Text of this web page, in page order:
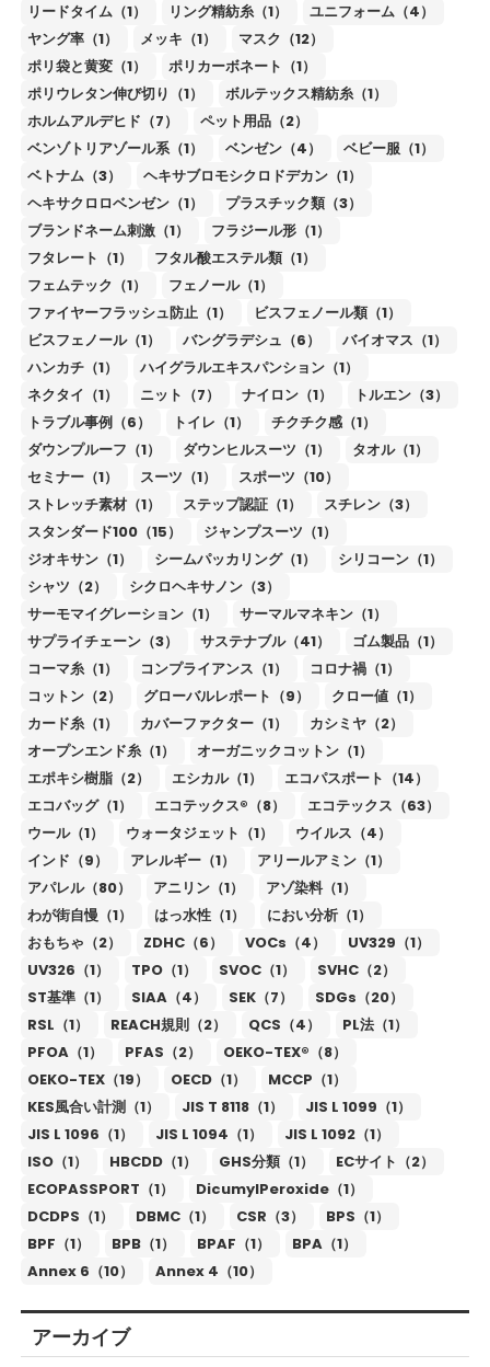
リードタイム（1） リング精紡糸（1）
ユニフォーム（4）
ヤング率（1）
メッキ（1）
マスク（12）
ポリ袋と黄変（1）
ポリカーボネート（1）
ポリウレタン伸び切り（1）
ボルテックス精紡糸（1）
ホルムアルデヒド（7）
ペット用品（2）
ベンゾトリアゾール系（1）
ベンゼン（4）
ベビー服（1）
ベトナム（3）
ヘキサブロモシクロドデカン（1）
ヘキサクロロベンゼン（1）
プラスチック類（3）
ブランドネーム刺激（1）
フラジール形（1）
フタレート（1）
フタル酸エステル類（1）
フェムテック（1）
フェノール（1）
ファイヤーフラッシュ防止（1）
ビスフェノール類（1）
ビスフェノール（1）
バングラデシュ（6）
バイオマス（1）
ハンカチ（1）
ハイグラルエキスパンション（1）
ネクタイ（1）
ニット（7） ナイロン（1）
トルエン（3）
トラブル事例（6）
トイレ（1）
チクチク感（1）
ダウンプルーフ（1）
ダウンヒルスーツ（1）
タオル（1）
セミナー（1）
スーツ（1）
スポーツ（10）
ストレッチ素材（1）
ステップ認証（1）
スチレン（3）
スタンダード100（15）
ジャンプスーツ（1）
ジオキサン（1）
シームパッカリング（1）
シリコーン（1）
シャツ（2）
シクロヘキサノン（3）
サーモマイグレーション（1）
サーマルマネキン（1）
サプライチェーン（3）
サステナブル（41）
ゴム製品（1）
コーマ糸（1）
コンプライアンス（1）
コロナ禍（1）
コットン（2）
グローバルレポート（9）
クロー値（1）
カード糸（1）
カバーファクター（1）
カシミヤ（2）
オープンエンド糸（1）
オーガニックコットン（1）
エポキシ樹脂（2）
エシカル（1）
エコパスポート（14）
エコバッグ（1）
エコテックス®（8）
エコテックス（63）
ウール（1）
ウォータジェット（1）
ウイルス（4）
インド（9）
アレルギー（1）
アリールアミン（1）
アパレル（80）
アニリン（1）
アゾ染料（1）
わが街自慢（1）
はっ水性（1）
におい分析（1）
おもちゃ（2）
ZDHC（6） VOCs（4）
UV329（1）
UV326（1）
TPO（1） SVOC（1）
SVHC（2）
ST基準（1）
SIAA（4） SEK（7）
SDGs（20）
RSL（1）
REACH規則（2） QCS（4）
PL法（1）
PFOA（1）
PFAS（2）
OEKO-TEX®（8）
OEKO-TEX（19）
OECD（1）
MCCP（1）
KES風合い計測（1）
JIS T 8118（1）
JIS L 1099（1）
JIS L 1096（1）
JIS L 1094（1）
JIS L 1092（1）
ISO（1）
HBCDD（1） GHS分類（1）
ECサイト（2）
ECOPASSPORT（1）
DicumylPeroxide（1）
DCDPS（1）
DBMC（1） CSR（3）
BPS（1）
BPF（1）
BPB（1） BPAF（1）
BPA（1）
Annex 6（10）
Annex 4（10）
アーカイブ